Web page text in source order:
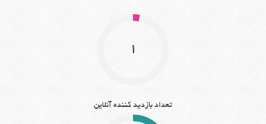
1
تعداد بازدید کننده آنلاین